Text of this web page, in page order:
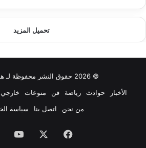
تحميل المزيد
© 2026 حقوق النشر محفوظة لـ هنـا القــاهــرة
الأخبار
حوادث رياضة فن منوعات خارجي
من نحن
اتصل بنا سياسة
فيسبوك